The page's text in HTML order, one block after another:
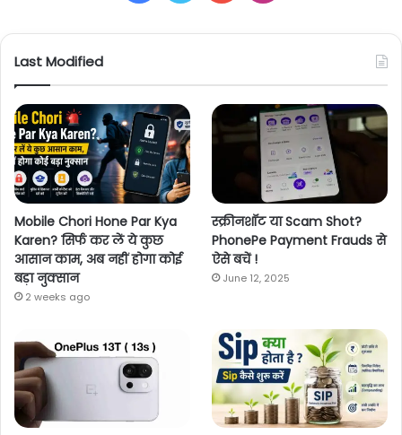
Last Modified
Mobile Chori Hone Par Kya
Karen? सिर्फ कर लें ये कुछ
आसान काम, अब नहीं होगा कोई
बड़ा नुक्सान
2 weeks ago
स्क्रीनशॉट या Scam Shot?
PhonePe Payment Frauds से
ऐसे बचें !
June 12, 2025